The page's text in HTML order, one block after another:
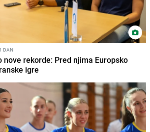
DAN
nove rekorde: Pred njima Europsko
igre